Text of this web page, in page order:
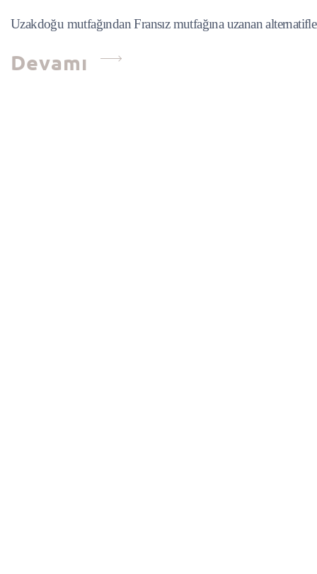
Uzakdoğu mutfağından Fransız mutfağına uzanan
Devamı